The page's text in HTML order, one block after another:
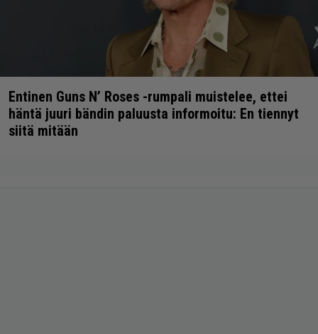
Entinen Guns N’ Roses -rumpali muistelee, ettei
häntä juuri bändin paluusta informoitu: En tiennyt
siitä mitään